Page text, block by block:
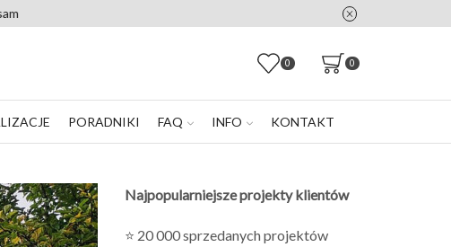
0 0
PORADNIKI FAQ INFO KONTAKT
Najpopularniejsze projekty klientów
⭐ 20 000 sprzedanych projektów